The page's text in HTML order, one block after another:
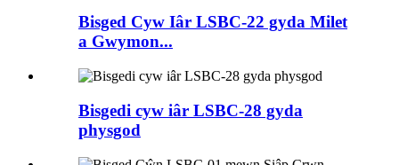
Bisged Cyw Iâr LSBC-22 gyda Milet
a Gwymon...
Bisgedi cyw iâr LSBC-28 gyda
physgod